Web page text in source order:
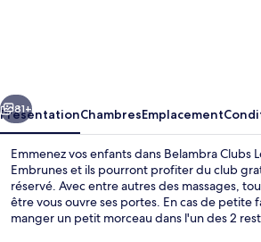
-
Les
Embrunes
Suivant
81+
PrésentationChambresEmplacement
Emmenez vos enfants dans Belambra Clubs
Embrunes et ils pourront profiter du club
réservé. Avec entre autres des massages,
être vous ouvre ses portes. En cas de petite
manger un petit morceau dans l'un des 2